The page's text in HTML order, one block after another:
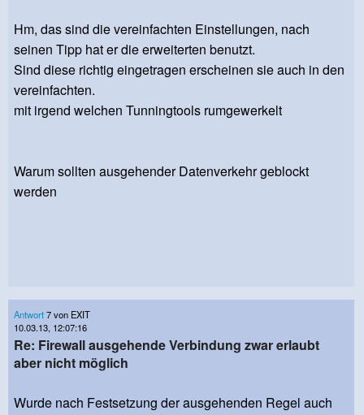
Hm, das sind die vereinfachten Einstellungen, nach
seinen Tipp hat er die erweiterten benutzt.
Sind diese richtig eingetragen erscheinen sie auch in den
vereinfachten.
mit irgend welchen Tunningtools rumgewerkelt
Warum sollten ausgehender Datenverkehr geblockt
werden
Antwort7 von EXIT
10.03.13, 12:07:16
Re: Firewall ausgehende Verbindung zwar erlaubt
aber nicht möglich
Wurde nach Festsetzung der ausgehenden Regel auch